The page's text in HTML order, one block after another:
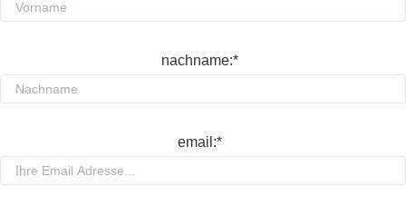
nachname:*
email:*